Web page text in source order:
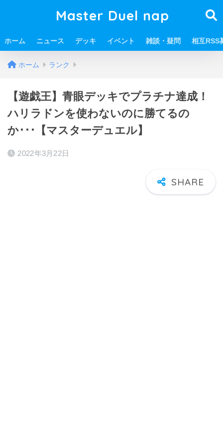
Master Duel nap
ホーム ニュース デッキ イベント 雑談・疑問 相互RSS
ホーム ランク
【遊戯王】青眼デッキでプラチナ達成！
ハリラドンを使わないのに勝てるの
か･･･【マスターデュエル】
2022年3月22日